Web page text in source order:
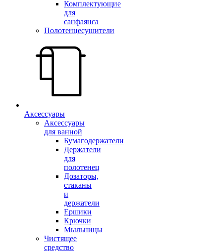
Комплектующие
для
санфаянса
Полотенцесушители
Аксессуары
Аксессуары
для ванной
Бумагодержатели
Держатели
для
полотенец
Дозаторы,
стаканы
и
держатели
Ершики
Крючки
Мыльницы
Чистящее
средство